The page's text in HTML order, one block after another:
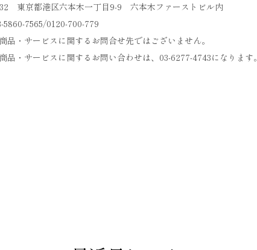
東京都港区六本木一丁目9-9 六本木ファーストビル内
7565/0120-700-779
品・サービスに関するお問合せ先ではございません。
品・サービスに関するお問い合わせは、03-6277-4743になります。